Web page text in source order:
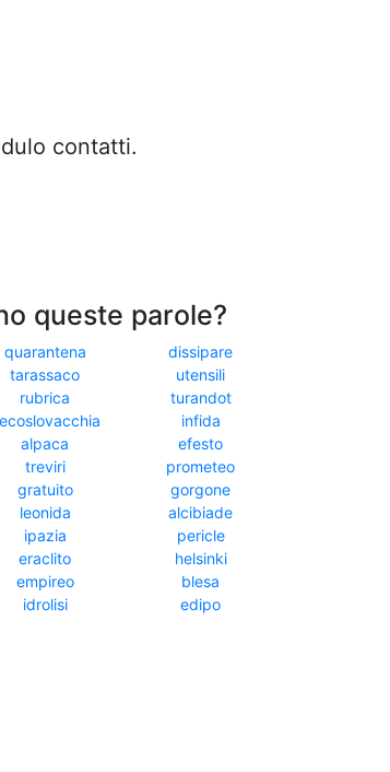
contatti.
queste parole?
quarantena
dissipare
tarassaco
utensili
rubrica
turandot
infida
alpaca
efesto
treviri
prometeo
gratuito
gorgone
leonida
alcibiade
ipazia
pericle
eraclito
helsinki
empireo
blesa
idrolisi edipo